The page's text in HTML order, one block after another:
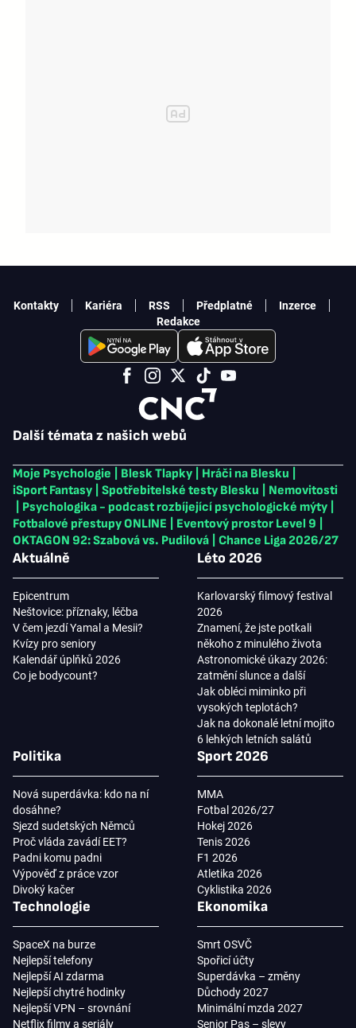
Další témata z našich webů
Moje Psychologie Blesk Tlapky Hráči na Blesku
iSport Fantasy
Spotřebitelské testy Blesku
Nemovitosti
Psychologika - podcast rozbíjející psychologické mýty
Fotbalové přestupy ONLINE
Eventový prostor Level 9
OKTAGON 92: Szabová vs. Pudilová
Chance Liga 2026/27
Aktuálně
Epicentrum
Neštovice: příznaky, léčba
V čem jezdí Yamal a Mesii?
Kvízy pro seniory
Kalendář úplňků 2026
Co je bodycount?
Léto 2026
Karlovarský filmový festival
2026
Znamení, že jste potkali
někoho z minulého života
Astronomické úkazy 2026:
zatmění slunce a další
Jak obléci miminko při
vysokých teplotách?
Jak na dokonalé letní mojito
6 lehkých letních salátů
Politika
Nová superdávka: kdo na ní
dosáhne?
Sjezd sudetských Němců
Proč vláda zavádí EET?
Padni komu padni
Výpověď z práce vzor
Divoký kačer
Sport 2026
MMA
Fotbal 2026/27
Hokej 2026
Tenis 2026
F1 2026
Atletika 2026
Cyklistika 2026
Technologie
SpaceX na burze
Nejlepší telefony
Nejlepší AI zdarma
Nejlepší chytré hodinky
Nejlepší VPN – srovnání
Netflix filmy a seriály
Ekonomika
Smrt OSVČ
Spořicí účty
Superdávka – změny
Důchody 2027
Minimální mzda 2027
Senior Pas – slevy
Kontakty Kariéra RSS Předplatné
Inzerce
Redakce